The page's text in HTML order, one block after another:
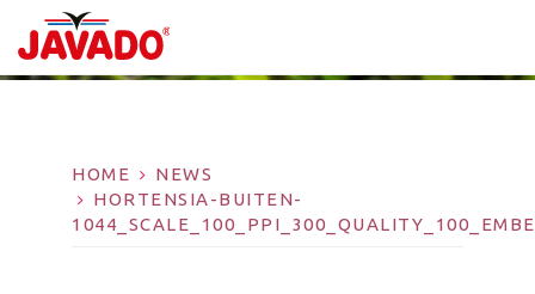
HOME
NEWS
HORTENSIA-BUITEN-